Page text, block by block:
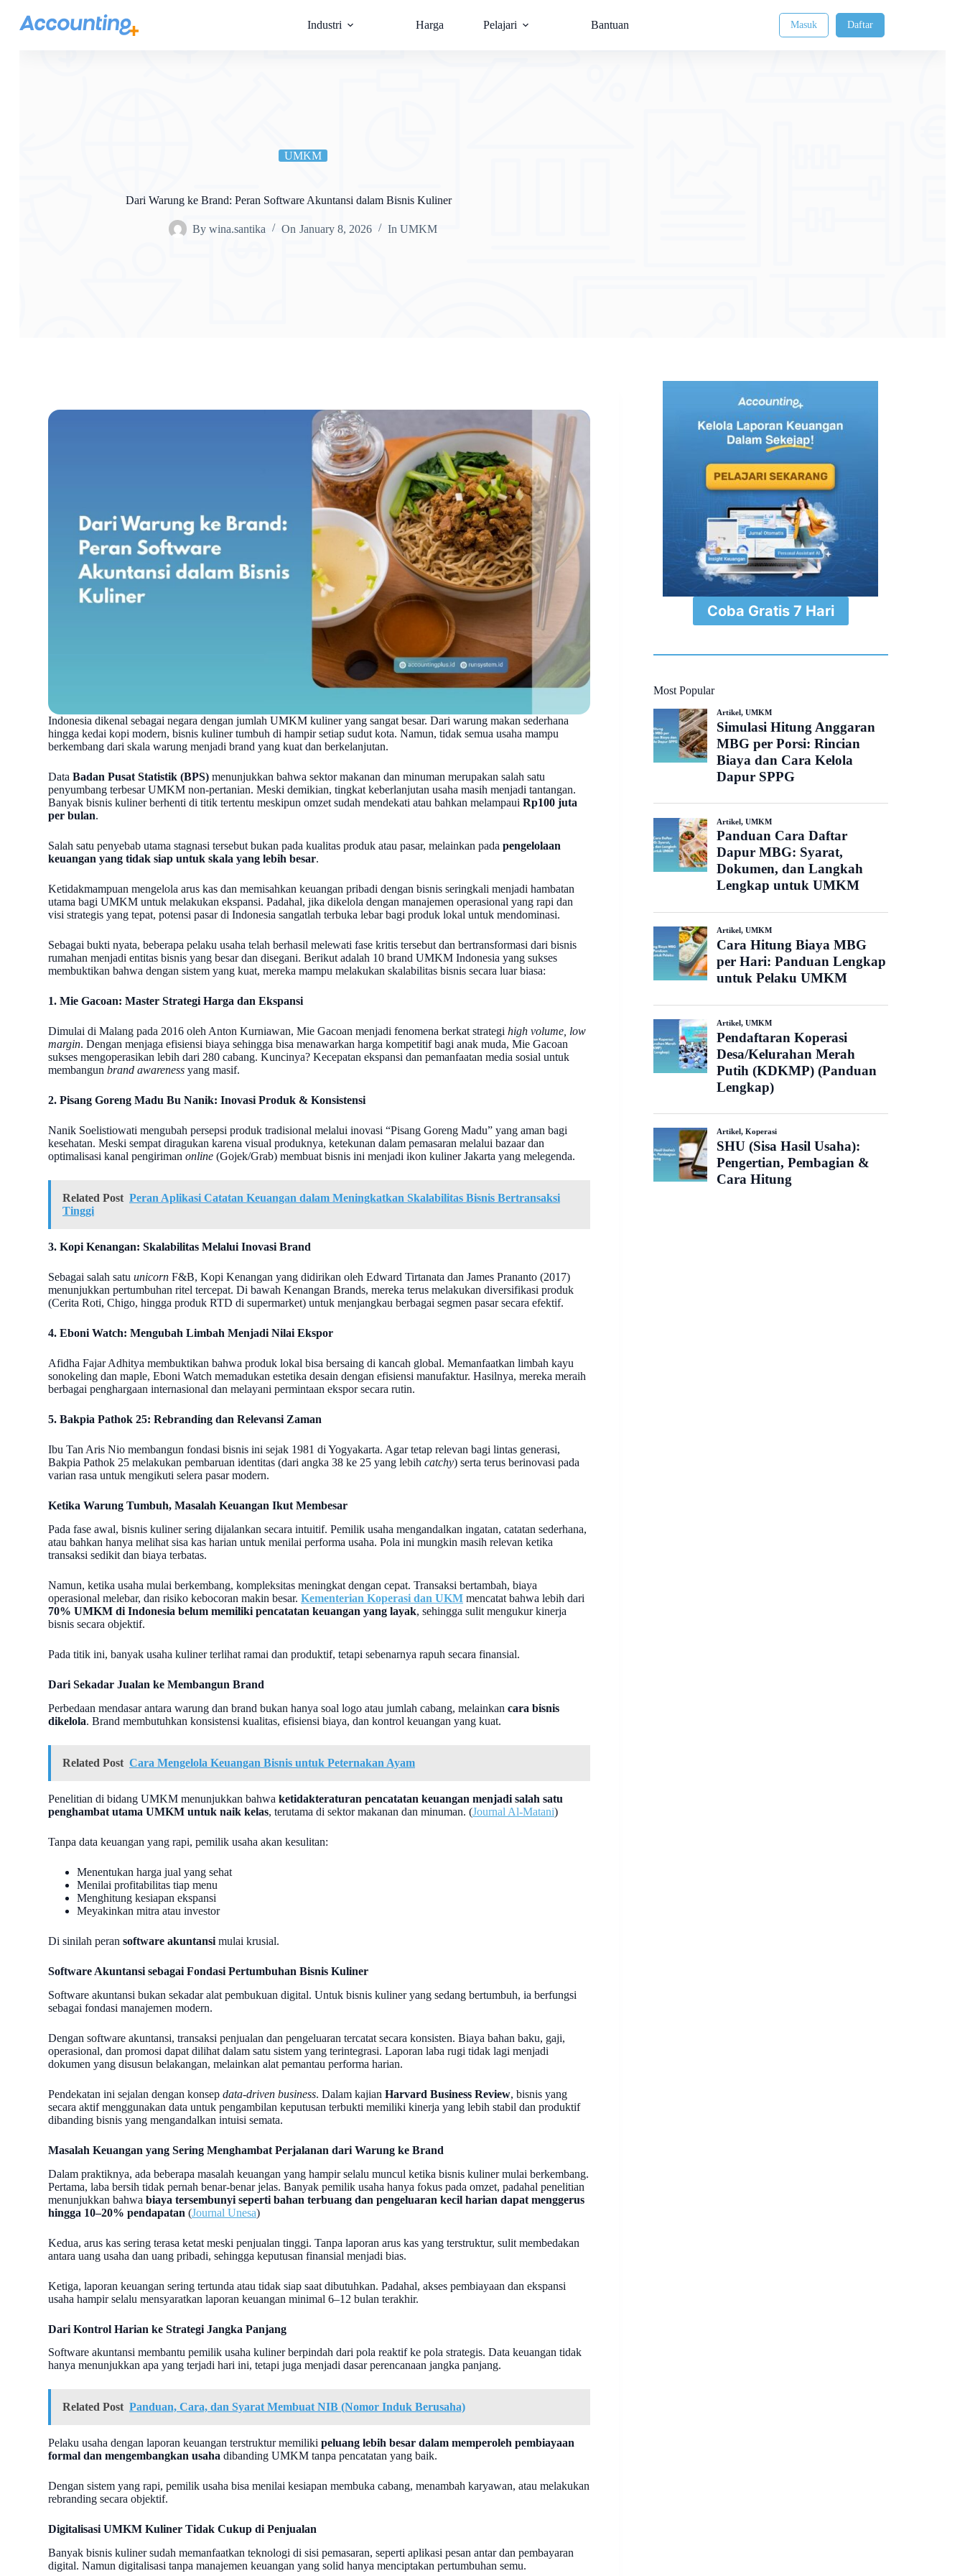
Industri Harga Pelajari Bantuan Masuk Daftar
UMKM
Dari Warung ke Brand: Peran Software Akuntansi dalam Bisnis Kuliner
By wina.santika On January 8, 2026 In UMKM
Indonesia dikenal sebagai negara dengan jumlah UMKM kuliner yang sangat besar. Dari warung makan sederhana
hingga kedai kopi modern, bisnis kuliner tumbuh di hampir setiap sudut kota. Namun, tidak semua usaha mampu
berkembang dari skala warung menjadi brand yang kuat dan berkelanjutan.
Data Badan Pusat Statistik (BPS) menunjukkan bahwa sektor makanan dan minuman merupakan salah satu
penyumbang terbesar UMKM non-pertanian. Meski demikian, tingkat keberlanjutan usaha masih menjadi tantangan.
Banyak bisnis kuliner berhenti di titik tertentu meskipun omzet sudah mendekati atau bahkan melampaui Rp100 juta
per bulan.
Salah satu penyebab utama stagnasi tersebut bukan pada kualitas produk atau pasar, melainkan pada pengelolaan
keuangan yang tidak siap untuk skala yang lebih besar.
Ketidakmampuan mengelola arus kas dan memisahkan keuangan pribadi dengan bisnis seringkali menjadi hambatan
utama bagi UMKM untuk melakukan ekspansi. Padahal, jika dikelola dengan manajemen operasional yang rapi dan
visi strategis yang tepat, potensi pasar di Indonesia sangatlah terbuka lebar bagi produk lokal untuk mendominasi.
Sebagai bukti nyata, beberapa pelaku usaha telah berhasil melewati fase kritis tersebut dan bertransformasi dari bisnis
rumahan menjadi entitas bisnis yang besar dan disegani. Berikut adalah 10 brand UMKM Indonesia yang sukses
membuktikan bahwa dengan sistem yang kuat, mereka mampu melakukan skalabilitas bisnis secara luar biasa:
1. Mie Gacoan: Master Strategi Harga dan Ekspansi
Dimulai di Malang pada 2016 oleh Anton Kurniawan, Mie Gacoan menjadi fenomena berkat strategi high volume, low
margin. Dengan menjaga efisiensi biaya sehingga bisa menawarkan harga kompetitif bagi anak muda, Mie Gacoan
sukses mengoperasikan lebih dari 280 cabang. Kuncinya? Kecepatan ekspansi dan pemanfaatan media sosial untuk
membangun brand awareness yang masif.
2. Pisang Goreng Madu Bu Nanik: Inovasi Produk & Konsistensi
Nanik Soelistiowati mengubah persepsi produk tradisional melalui inovasi “Pisang Goreng Madu” yang aman bagi
kesehatan. Meski sempat diragukan karena visual produknya, ketekunan dalam pemasaran melalui bazaar dan
optimalisasi kanal pengiriman online (Gojek/Grab) membuat bisnis ini menjadi ikon kuliner Jakarta yang melegenda.
Related Post Peran Aplikasi Catatan Keuangan dalam Meningkatkan Skalabilitas Bisnis Bertransaksi
Tinggi
3. Kopi Kenangan: Skalabilitas Melalui Inovasi Brand
Sebagai salah satu unicorn F&B, Kopi Kenangan yang didirikan oleh Edward Tirtanata dan James Prananto (2017)
menunjukkan pertumbuhan ritel tercepat. Di bawah Kenangan Brands, mereka terus melakukan diversifikasi produk
(Cerita Roti, Chigo, hingga produk RTD di supermarket) untuk menjangkau berbagai segmen pasar secara efektif.
4. Eboni Watch: Mengubah Limbah Menjadi Nilai Ekspor
Afidha Fajar Adhitya membuktikan bahwa produk lokal bisa bersaing di kancah global. Memanfaatkan limbah kayu
sonokeling dan maple, Eboni Watch memadukan estetika desain dengan efisiensi manufaktur. Hasilnya, mereka meraih
berbagai penghargaan internasional dan melayani permintaan ekspor secara rutin.
5. Bakpia Pathok 25: Rebranding dan Relevansi Zaman
Ibu Tan Aris Nio membangun fondasi bisnis ini sejak 1981 di Yogyakarta. Agar tetap relevan bagi lintas generasi,
Bakpia Pathok 25 melakukan pembaruan identitas (dari angka 38 ke 25 yang lebih catchy) serta terus berinovasi pada
varian rasa untuk mengikuti selera pasar modern.
Ketika Warung Tumbuh, Masalah Keuangan Ikut Membesar
Pada fase awal, bisnis kuliner sering dijalankan secara intuitif. Pemilik usaha mengandalkan ingatan, catatan sederhana,
atau bahkan hanya melihat sisa kas harian untuk menilai performa usaha. Pola ini mungkin masih relevan ketika
transaksi sedikit dan biaya terbatas.
Namun, ketika usaha mulai berkembang, kompleksitas meningkat dengan cepat. Transaksi bertambah, biaya
operasional melebar, dan risiko kebocoran makin besar. Kementerian Koperasi dan UKM mencatat bahwa lebih dari
70% UMKM di Indonesia belum memiliki pencatatan keuangan yang layak, sehingga sulit mengukur kinerja
bisnis secara objektif.
Pada titik ini, banyak usaha kuliner terlihat ramai dan produktif, tetapi sebenarnya rapuh secara finansial.
Dari Sekadar Jualan ke Membangun Brand
Perbedaan mendasar antara warung dan brand bukan hanya soal logo atau jumlah cabang, melainkan cara bisnis
dikelola. Brand membutuhkan konsistensi kualitas, efisiensi biaya, dan kontrol keuangan yang kuat.
Related Post Cara Mengelola Keuangan Bisnis untuk Peternakan Ayam
Penelitian di bidang UMKM menunjukkan bahwa ketidakteraturan pencatatan keuangan menjadi salah satu
penghambat utama UMKM untuk naik kelas, terutama di sektor makanan dan minuman. (Journal Al-Matani)
Tanpa data keuangan yang rapi, pemilik usaha akan kesulitan:
Menentukan harga jual yang sehat
Menilai profitabilitas tiap menu
Menghitung kesiapan ekspansi
Meyakinkan mitra atau investor
Di sinilah peran software akuntansi mulai krusial.
Software Akuntansi sebagai Fondasi Pertumbuhan Bisnis Kuliner
Software akuntansi bukan sekadar alat pembukuan digital. Untuk bisnis kuliner yang sedang bertumbuh, ia berfungsi
sebagai fondasi manajemen modern.
Dengan software akuntansi, transaksi penjualan dan pengeluaran tercatat secara konsisten. Biaya bahan baku, gaji,
operasional, dan promosi dapat dilihat dalam satu sistem yang terintegrasi. Laporan laba rugi tidak lagi menjadi
dokumen yang disusun belakangan, melainkan alat pemantau performa harian.
Pendekatan ini sejalan dengan konsep data-driven business. Dalam kajian Harvard Business Review, bisnis yang
secara aktif menggunakan data untuk pengambilan keputusan terbukti memiliki kinerja yang lebih stabil dan produktif
dibanding bisnis yang mengandalkan intuisi semata.
Masalah Keuangan yang Sering Menghambat Perjalanan dari Warung ke Brand
Dalam praktiknya, ada beberapa masalah keuangan yang hampir selalu muncul ketika bisnis kuliner mulai berkembang.
Pertama, laba bersih tidak pernah benar-benar jelas. Banyak pemilik usaha hanya fokus pada omzet, padahal penelitian
menunjukkan bahwa biaya tersembunyi seperti bahan terbuang dan pengeluaran kecil harian dapat menggerus
hingga 10–20% pendapatan (Journal Unesa)
Kedua, arus kas sering terasa ketat meski penjualan tinggi. Tanpa laporan arus kas yang terstruktur, sulit membedakan
antara uang usaha dan uang pribadi, sehingga keputusan finansial menjadi bias.
Ketiga, laporan keuangan sering tertunda atau tidak siap saat dibutuhkan. Padahal, akses pembiayaan dan ekspansi
usaha hampir selalu mensyaratkan laporan keuangan minimal 6–12 bulan terakhir.
Dari Kontrol Harian ke Strategi Jangka Panjang
Software akuntansi membantu pemilik usaha kuliner berpindah dari pola reaktif ke pola strategis. Data keuangan tidak
hanya menunjukkan apa yang terjadi hari ini, tetapi juga menjadi dasar perencanaan jangka panjang.
Related Post Panduan, Cara, dan Syarat Membuat NIB (Nomor Induk Berusaha)
Pelaku usaha dengan laporan keuangan terstruktur memiliki peluang lebih besar dalam memperoleh pembiayaan
formal dan mengembangkan usaha dibanding UMKM tanpa pencatatan yang baik.
Dengan sistem yang rapi, pemilik usaha bisa menilai kesiapan membuka cabang, menambah karyawan, atau melakukan
rebranding secara objektif.
Digitalisasi UMKM Kuliner Tidak Cukup di Penjualan
Banyak bisnis kuliner sudah memanfaatkan teknologi di sisi pemasaran, seperti aplikasi pesan antar dan pembayaran
digital. Namun digitalisasi tanpa manajemen keuangan yang solid hanya menciptakan pertumbuhan semu.
⁠Coba Gratis 7 Hari
Most Popular